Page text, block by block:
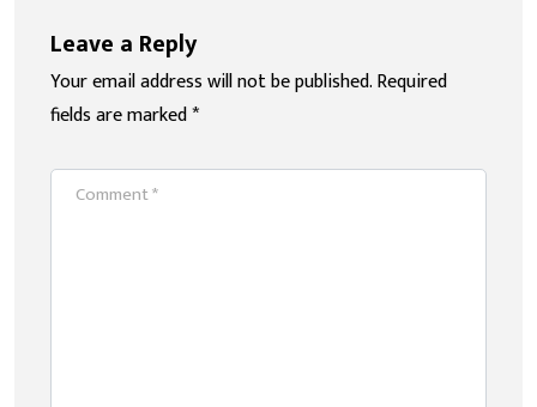
Leave a Reply
Your email address will not be published.Required
fields are marked*